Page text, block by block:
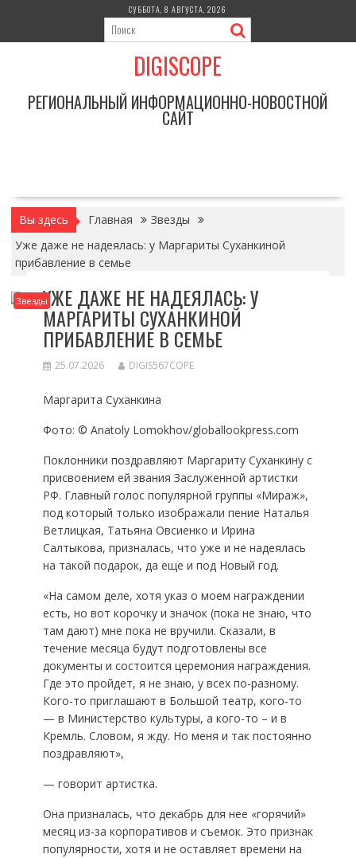
содержимому
СУББОТА, 8 АВГУСТА, 2026
DIGISCOPE
РЕГИОНАЛЬНЫЙ ИНФОРМАЦИОННО-НОВОСТНОЙ
САЙТ
Вы здесь Главная
Звезды
Уже даже не надеялась: у Маргариты Суханкиной
прибавление в семье
ЗвездыУЖЕ ДАЖЕ НЕ НАДЕЯЛАСЬ: У
МАРГАРИТЫ СУХАНКИНОЙ
ПРИБАВЛЕНИЕ В СЕМЬЕ
25.07.2026 DIGIS567COPE
Маргарита Суханкина
Фото: © Anatoly Lomokhov/globallookpress.com
Поклонники поздравляют Маргариту Суханкину с
присвоением ей звания Заслуженной артистки
РФ. Главный голос популярной группы «Мираж»,
под который только изображали пение Наталья
Ветлицкая, Татьяна Овсиенко и Ирина
Салтыкова, призналась, что уже и не надеялась
на такой подарок, да еще и под Новый год.
«На самом деле, хотя указ о моем награждении
есть, но вот корочку и значок (пока не знаю, что
там дают) мне пока не вручили. Сказали, в
течение месяца будут подготовлены все
документы и состоится церемония награждения.
Где это пройдет, я не знаю, у всех по-разному.
Кого-то приглашают в Большой театр, кого-то
— в Министерство культуры, а кого-то – и в
Кремль. Словом, я жду. Но меня и так постоянно
поздравляют»,
— говорит артистка.
Она призналась, что декабрь для нее «горячий»
месяц из-за корпоративов и съемок. Это признак
популярности, хотя и не оставляет времени на